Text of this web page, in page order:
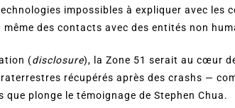
impossibles à expliquer avec les
même des contacts avec des entités non
(disclosure), la Zone 51 serait au cœur
récupérés après des crashs —
que plonge le témoignage de Stephen Chua.